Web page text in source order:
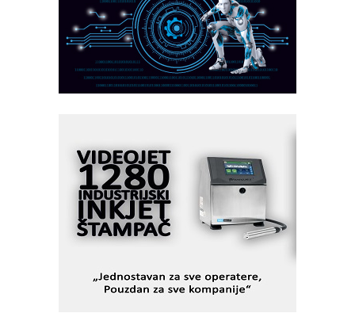
AUKOM: Svetski standard metrologije
dostupan u Srbiji
MOTOMAN – NEXT-Robotika vođena
veštačkom inteligencijom
I.SAFE MOBILE revolucioniše
Fleksibilno stezanje i brzo
podešavanje u proizvodnji prototipova
KIP KOP – napredna rešenja za
savremene industrijske i logističke
objekte
Alba d.o.o. – 35 godina preciznosti u
IBeRTIM - oprema za ispitivanje